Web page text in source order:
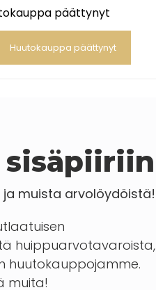
päättynyt
Huutokauppa päättynyt
ja muista arvolöydöistä!
huippuarvotavaroista,
huutokauppojamme.
muita!